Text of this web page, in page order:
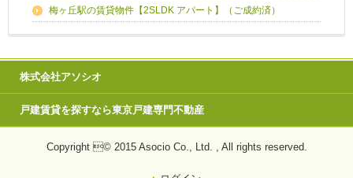
梅ヶ丘駅の賃貸物件【2SLDK アパート】（ご成約済）
株式会社アソシオ
戸建賃貸を探すなら東京戸建専門不動産
Copyright © 2015 Asocio Co., Ltd. , All rights reserved.